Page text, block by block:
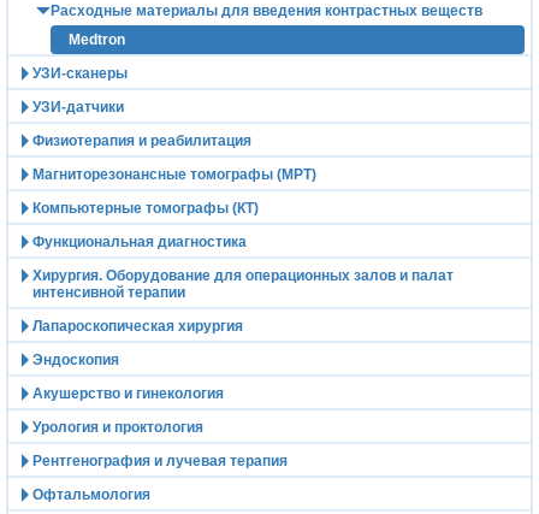
Расходные материалы для введения контрастных веществ
Medtron
УЗИ-сканеры
УЗИ-датчики
Физиотерапия и реабилитация
Магниторезонансные томографы (МРТ)
Компьютерные томографы (КТ)
Функциональная диагностика
Хирургия. Оборудование для операционных залов и палат
интенсивной терапии
Лапароскопическая хирургия
Эндоскопия
Акушерство и гинекология
Урология и проктология
Рентгенография и лучевая терапия
Офтальмология